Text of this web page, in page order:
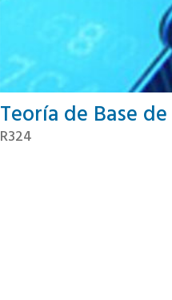
Teorí­a de Base
R324